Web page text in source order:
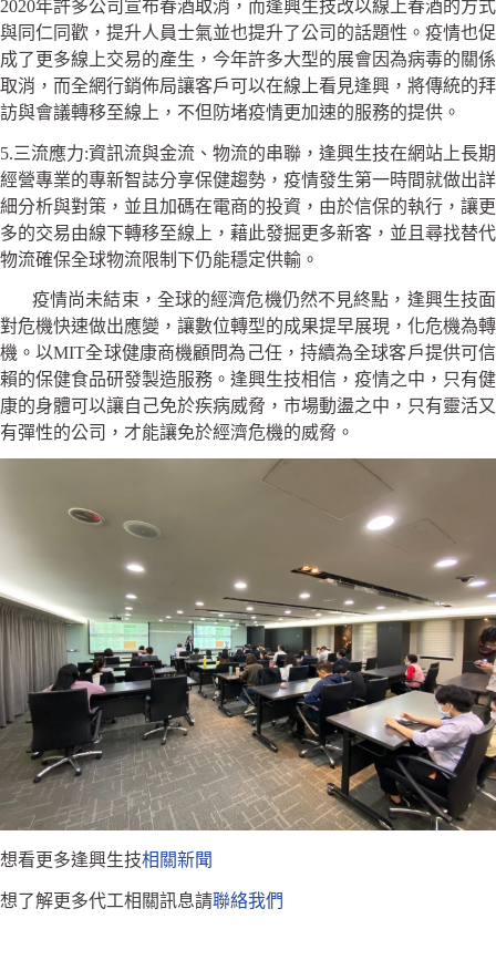
2020年許多公司宣布春酒取消，而逢興生技改以線上春酒的方式
與同仁同歡，提升人員士氣並也提升了公司的話題性。疫情也促
成了更多線上交易的產生，今年許多大型的展會因為病毒的關係
取消，而全網行銷佈局讓客戶可以在線上看見逢興，將傳統的拜
訪與會議轉移至線上，不但防堵疫情更加速的服務的提供。
5.三流應力:資訊流與金流、物流的串聯，逢興生技在網站上長期
經營專業的專新智誌分享保健趨勢，疫情發生第一時間就做出詳
細分析與對策，並且加碼在電商的投資，由於信保的執行，讓更
多的交易由線下轉移至線上，藉此發掘更多新客，並且尋找替代
物流確保全球物流限制下仍能穩定供輸。
疫情尚未結束，全球的經濟危機仍然不見終點，逢興生技面
對危機快速做出應變，讓數位轉型的成果提早展現，化危機為轉
機。以MIT全球健康商機顧問為己任，持續為全球客戶提供可信
賴的保健食品研發製造服務。逢興生技相信，疫情之中，只有健
康的身體可以讓自己免於疾病威脅，市場動盪之中，只有靈活又
有彈性的公司，才能讓免於經濟危機的威脅。
想看更多逢興生技相關新聞
想了解更多代工相關訊息請聯絡我們